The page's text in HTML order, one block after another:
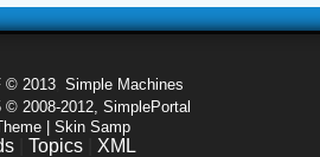
© 2013 Simple Machines
2008-2012, SimplePortal
| Skin Samp
Topics XML